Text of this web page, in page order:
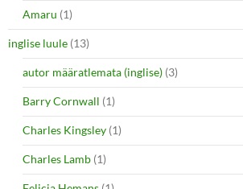
Amaru (1)
inglise luule (13)
autor määratlemata (inglise) (3)
Barry Cornwall (1)
Charles Kingsley (1)
Charles Lamb (1)